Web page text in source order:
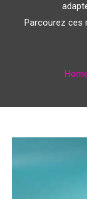
Parcourez ces